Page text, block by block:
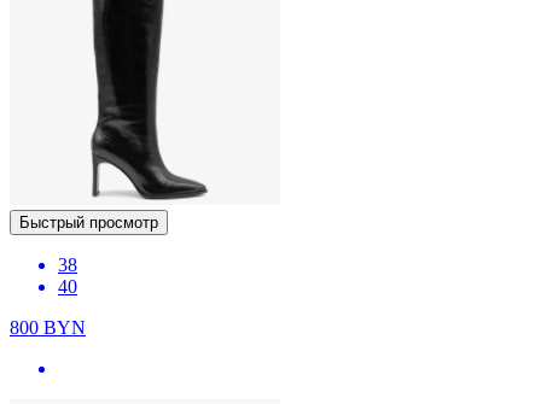
Быстрый просмотр
38
40
800 BYN